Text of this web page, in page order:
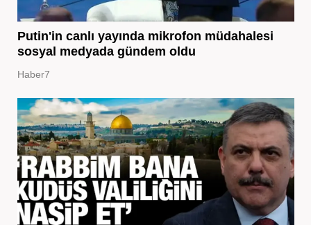
Putin'in canlı yayında mikrofon müdahalesi
sosyal medyada gündem oldu
Haber7